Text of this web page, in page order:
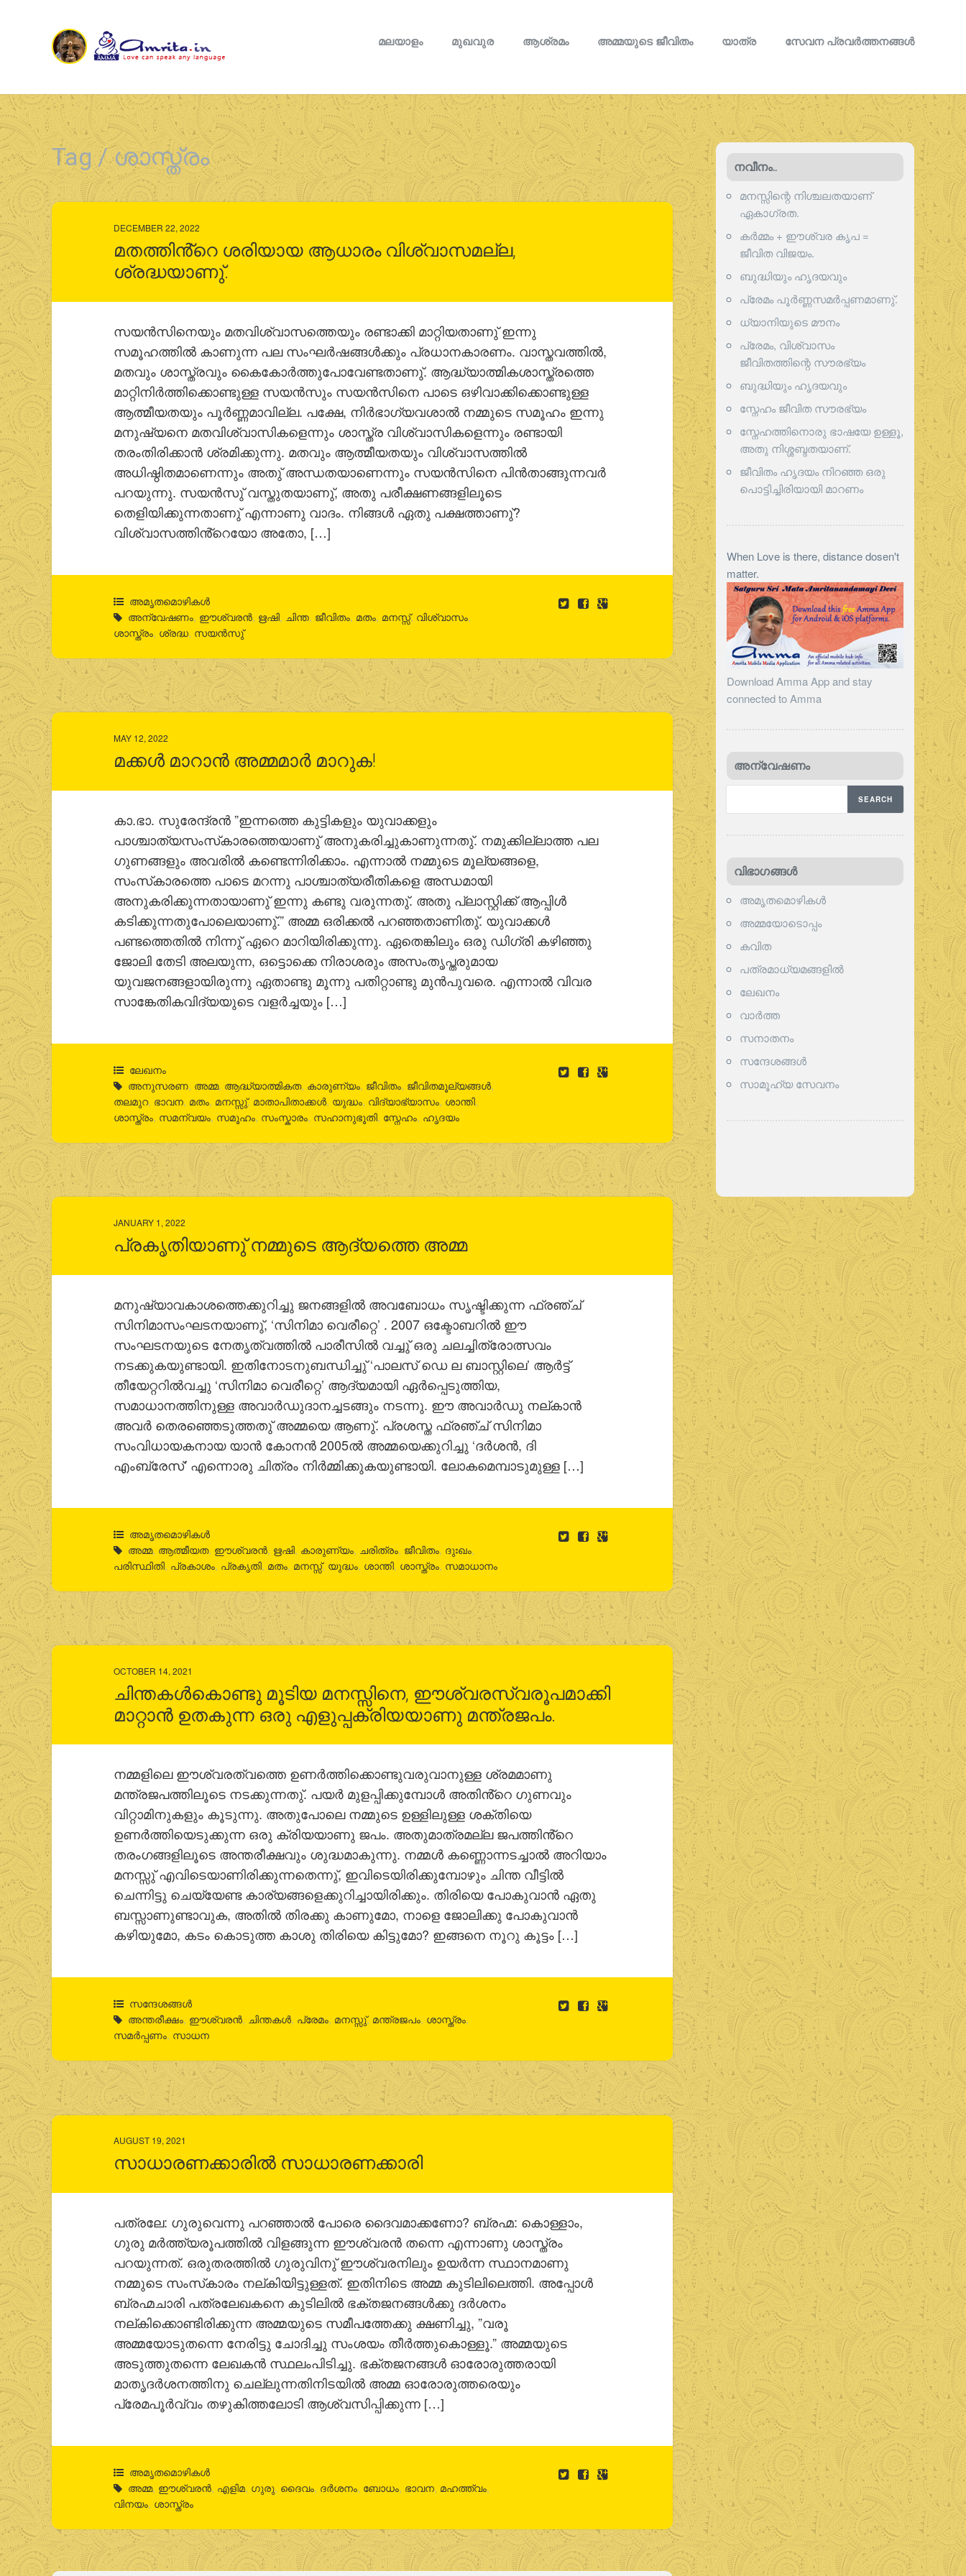
മലയാളം മുഖവുര ആശ്രമം അമ്മയുടെ ജീവിതം യാത്ര സേവന പ്രവര്‍ത്തനങ്ങള്‍
Tag / ശാസ്ത്രം
DECEMBER 22, 2022
മതത്തിൻ്റെ ശരിയായ ആധാരം വിശ്വാസമല്ല,
ശ്രദ്ധയാണു്.
സയൻസിനെയും മതവിശ്വാസത്തെയും രണ്ടാക്കി മാറ്റിയതാണു് ഇന്നു
സമൂഹത്തിൽ കാണുന്ന പല സംഘർഷങ്ങൾക്കും പ്രധാനകാരണം. വാസ്തവത്തിൽ,
മതവും ശാസ്ത്രവും കൈകോർത്തുപോവേണ്ടതാണു്. ആദ്ധ്യാത്മികശാസ്ത്രത്തെ
മാറ്റിനിർത്തിക്കൊണ്ടുള്ള സയൻസും സയൻസിനെ പാടെ ഒഴിവാക്കിക്കൊണ്ടുള്ള
ആത്മീയതയും പൂർണ്ണമാവില്ല. പക്ഷേ, നിർഭാഗ്യവശാൽ നമ്മുടെ സമൂഹം ഇന്നു
മനുഷ്യനെ മതവിശ്വാസികളെന്നും ശാസ്ത്ര വിശ്വാസികളെന്നും രണ്ടായി
തരംതിരിക്കാൻ ശ്രമിക്കുന്നു. മതവും ആത്മീയതയും വിശ്വാസത്തിൽ
അധിഷ്ഠിതമാണെന്നും അതു് അന്ധതയാണെന്നും സയൻസിനെ പിൻതാങ്ങുന്നവർ
പറയുന്നു. സയൻസു് വസ്തുതയാണു്, അതു പരീക്ഷണങ്ങളിലൂടെ
തെളിയിക്കുന്നതാണു് എന്നാണു വാദം. നിങ്ങൾ ഏതു പക്ഷത്താണു്?
വിശ്വാസത്തിൻ്റെയോ അതോ, […]
അമൃതമൊഴികള്‍
അന്വേഷണം, ഈശ്വരന്‍, ഋഷി, ചിന്ത, ജീവിതം, മതം, മനസ്സ്, വിശ്വാസം,
ശാസ്ത്രം, ശ്രദ്ധ, സയൻസു്
MAY 12, 2022
മക്കള്‍ മാറാന്‍ അമ്മമാര്‍ മാറുക!
കാ.ഭാ. സുരേന്ദ്രന്‍ ”ഇന്നത്തെ കുട്ടികളും യുവാക്കളും
പാശ്ചാത്യസംസ്‌കാരത്തെയാണു് അനുകരിച്ചുകാണുന്നതു്. നമുക്കില്ലാത്ത പല
ഗുണങ്ങളും അവരില്‍ കണ്ടെന്നിരിക്കാം. എന്നാല്‍ നമ്മുടെ മൂല്യങ്ങളെ,
സംസ്‌കാരത്തെ പാടെ മറന്നു പാശ്ചാത്യരീതികളെ അന്ധമായി
അനുകരിക്കുന്നതായാണു് ഇന്നു കണ്ടു വരുന്നതു്. അതു പ്ലാസ്റ്റിക്ക് ആപ്പിള്‍
കടിക്കുന്നതുപോലെയാണു്.” അമ്മ ഒരിക്കല്‍ പറഞ്ഞതാണിതു്. യുവാക്കള്‍
പണ്ടത്തെതില്‍ നിന്നു് ഏറെ മാറിയിരിക്കുന്നു. ഏതെങ്കിലും ഒരു ഡിഗ്രി കഴിഞ്ഞു
ജോലി തേടി അലയുന്ന, ഒട്ടൊക്കെ നിരാശരും അസംതൃപ്തരുമായ
യുവജനങ്ങളായിരുന്നു ഏതാണ്ടു മൂന്നു പതിറ്റാണ്ടു മുന്‍പുവരെ. എന്നാല്‍ വിവര
സാങ്കേതികവിദ്യയുടെ വളര്‍ച്ചയും […]
ലേഖനം
അനുസരണ, അമ്മ, ആദ്ധ്യാത്മികത, കാരുണ്യം, ജീവിതം, ജീവിതമൂല്യങ്ങൾ,
തലമുറ, ഭാവന, മതം, മനസ്സു്, മാതാപിതാക്കൾ, യുദ്ധം, വിദ്യാഭ്യാസം, ശാന്തി,
ശാസ്ത്രം, സമന്വയം, സമൂഹം, സംസ്കാരം, സഹാനുഭൂതി, സ്നേഹം, ഹൃദയം
JANUARY 1, 2022
പ്രകൃതിയാണു് നമ്മുടെ ആദ്യത്തെ അമ്മ
മനുഷ്യാവകാശത്തെക്കുറിച്ചു ജനങ്ങളിൽ അവബോധം സൃഷ്ടിക്കുന്ന ഫ്രഞ്ച്
സിനിമാസംഘടനയാണു്, ‘സിനിമാ വെരീറ്റെ’ . 2007 ഒക്ടോബറിൽ ഈ
സംഘടനയുടെ നേതൃത്വത്തിൽ പാരീസിൽ വച്ചു് ഒരു ചലച്ചിത്രോത്സവം
നടക്കുകയുണ്ടായി. ഇതിനോടനുബന്ധിച്ചു് ‘പാലസ് ഡെ ല ബാസ്റ്റിലെ’ ആർട്ട്
തീയേറ്ററിൽവച്ചു ‘സിനിമാ വെരീറ്റെ’ ആദ്യമായി ഏർപ്പെടുത്തിയ,
സമാധാനത്തിനുള്ള അവാർഡുദാനച്ചടങ്ങും നടന്നു. ഈ അവാർഡു നല്കാൻ
അവർ തെരഞ്ഞെടുത്തതു് അമ്മയെ ആണു്. പ്രശസ്ത ഫ്രഞ്ച് സിനിമാ
സംവിധായകനായ യാൻ കോനൻ 2005ൽ അമ്മയെക്കുറിച്ചു ‘ദർശൻ, ദി
എംബ്രേസ്’ എന്നൊരു ചിത്രം നിർമ്മിക്കുകയുണ്ടായി. ലോകമെമ്പാടുമുള്ള […]
അമൃതമൊഴികള്‍
അമ്മ, ആത്മീയത, ഈശ്വരന്‍, ഋഷി, കാരുണ്യം, ചരിത്രം, ജീവിതം, ദുഃഖം,
പരിസ്ഥിതി, പ്രകാശം, പ്രകൃതി, മതം, മനസ്സ്, യുദ്ധം, ശാന്തി, ശാസ്ത്രം, സമാധാനം
OCTOBER 14, 2021
ചിന്തകള്‍കൊണ്ടു മൂടിയ മനസ്സിനെ, ഈശ്വരസ്വരൂപമാക്കി
മാറ്റാൻ ഉതകുന്ന ഒരു എളുപ്പക്രിയയാണു മന്ത്രജപം.
നമ്മളിലെ ഈശ്വരത്വത്തെ ഉണര്‍ത്തിക്കൊണ്ടുവരുവാനുള്ള ശ്രമമാണു
മന്ത്രജപത്തിലൂടെ നടക്കുന്നതു്. പയര്‍ മുളപ്പിക്കുമ്പോള്‍ അതിൻ്റെ ഗുണവും
വിറ്റാമിനുകളും കൂടുന്നു. അതുപോലെ നമ്മുടെ ഉള്ളിലുള്ള ശക്തിയെ
ഉണര്‍ത്തിയെടുക്കുന്ന ഒരു ക്രിയയാണു ജപം. അതുമാത്രമല്ല ജപത്തിൻ്റെ
തരംഗങ്ങളിലൂടെ അന്തരീക്ഷവും ശുദ്ധമാകുന്നു. നമ്മള്‍ കണ്ണൊന്നടച്ചാല്‍ അറിയാം
മനസ്സു് എവിടെയാണിരിക്കുന്നതെന്നു്, ഇവിടെയിരിക്കുമ്പോഴും ചിന്ത വീട്ടില്‍
ചെന്നിട്ടു ചെയ്യേണ്ട കാര്യങ്ങളെക്കുറിച്ചായിരിക്കും. തിരിയെ പോകുവാന്‍ ഏതു
ബസ്സാണുണ്ടാവുക, അതില്‍ തിരക്കു കാണുമോ, നാളെ ജോലിക്കു പോകുവാന്‍
കഴിയുമോ, കടം കൊടുത്ത കാശു തിരിയെ കിട്ടുമോ? ഇങ്ങനെ നൂറു കൂട്ടം […]
സന്ദേശങ്ങൾ
അന്തരീക്ഷം, ഈശ്വരന്‍, ചിന്തകള്‍, പ്രേമം, മനസ്സു്, മന്ത്രജപം, ശാസ്ത്രം,
സമര്‍പ്പണം, സാധന
AUGUST 19, 2021
സാധാരണക്കാരിൽ സാധാരണക്കാരി
പത്രലേ: ഗുരുവെന്നു പറഞ്ഞാൽ പോരെ ദൈവമാക്കണോ? ബ്രഹ്മ: കൊള്ളാം,
ഗുരു മർത്ത്യരൂപത്തിൽ വിളങ്ങുന്ന ഈശ്വരൻ തന്നെ എന്നാണു ശാസ്ത്രം
പറയുന്നത്. ഒരുതരത്തിൽ ഗുരുവിനു് ഈശ്വരനിലും ഉയർന്ന സ്ഥാനമാണു
നമ്മുടെ സംസ്‌കാരം നല്കിയിട്ടുള്ളത്. ഇതിനിടെ അമ്മ കുടിലിലെത്തി. അപ്പോൾ
ബ്രഹ്മചാരി പത്രലേഖകനെ കുടിലിൽ ഭക്തജനങ്ങൾക്കു ദർശനം
നല്കിക്കൊണ്ടിരിക്കുന്ന അമ്മയുടെ സമീപത്തേക്കു ക്ഷണിച്ചു, ”വരൂ
അമ്മയോടുതന്നെ നേരിട്ടു ചോദിച്ചു സംശയം തീർത്തുകൊള്ളൂ.” അമ്മയുടെ
അടുത്തുതന്നെ ലേഖകൻ സ്ഥലംപിടിച്ചു. ഭക്തജനങ്ങൾ ഓരോരുത്തരായി
മാതൃദർശനത്തിനു ചെല്ലുന്നതിനിടയിൽ അമ്മ ഓരോരുത്തരെയും
പ്രേമപൂർവ്വം തഴുകിത്തലോടി ആശ്വസിപ്പിക്കുന്ന […]
അമൃതമൊഴികള്‍
അമ്മ, ഈശ്വരൻ, എളിമ, ഗുരു, ദൈവം, ദർശനം, ബോധം, ഭാവന, മഹത്ത്വം,
വിനയം, ശാസ്ത്രം
നവീനം..
മനസ്സിന്റെ നിശ്ചലതയാണ്
ഏകാഗ്രത.
കർമ്മം + ഈശ്വര കൃപ =
ജീവിത വിജയം.
ബുദ്ധിയും ഹൃദയവും
പ്രേമം പൂര്‍ണ്ണസമര്‍പ്പണമാണു്.
ധ്യാനിയുടെ മൗനം
പ്രേമം, വിശ്വാസം
ജീവിതത്തിന്റെ സൗരഭ്യം
ബുദ്ധിയും ഹൃദയവും
സ്നേഹം ജീവിത സൗരഭ്യം
സ്നേഹത്തിനൊരു ഭാഷയേ ഉള്ളൂ,
അതു നിശ്ശബ്ദതയാണ്.
ജീവിതം ഹൃദയം നിറഞ്ഞ ഒരു
പൊട്ടിച്ചിരിയായി മാറണം
When Love is there, distance dosen't
matter.
Download Amma App and stay
connected to Amma
അന്വേഷണം
വിഭാഗങ്ങള്‍
അമൃതമൊഴികള്‍
അമ്മയോടൊപ്പം
കവിത
പത്രമാധ്യമങ്ങളില്‍
ലേഖനം
വാര്‍ത്ത
സനാതനം
സന്ദേശങ്ങൾ
സാമൂഹ്യ സേവനം